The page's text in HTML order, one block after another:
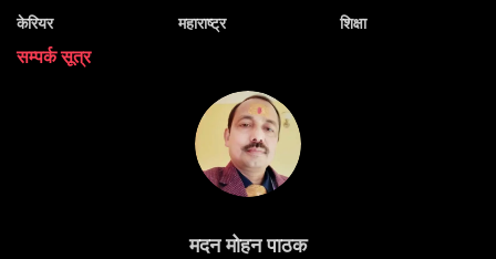
केरियर
महाराष्ट्र
शिक्षा
सम्पर्क सूत्र
मदन मोहन पाठक